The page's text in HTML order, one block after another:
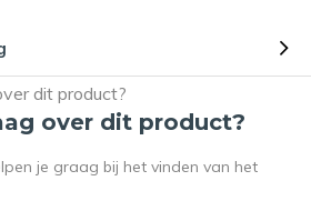
over dit product?
je graag bij het vinden van het